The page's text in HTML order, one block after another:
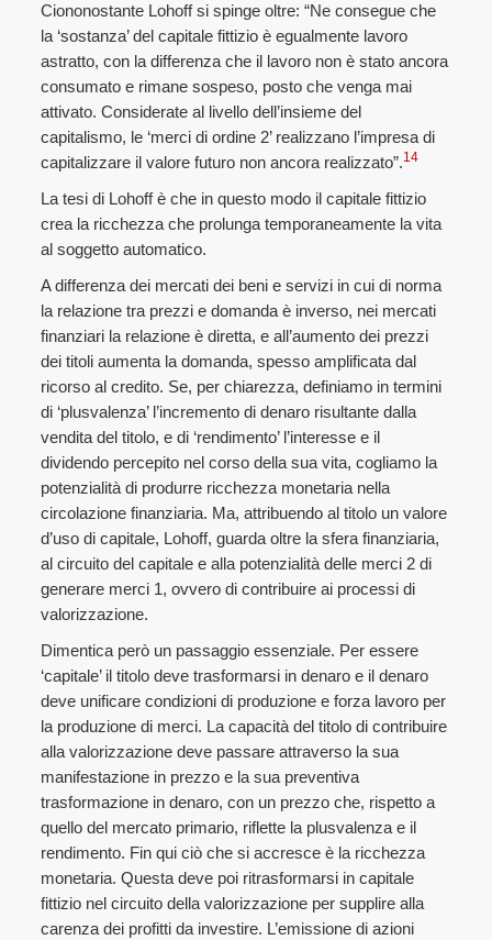
Ciononostante Lohoff si spinge oltre: “Ne consegue che
la ‘sostanza’ del capitale fittizio è egualmente lavoro
astratto, con la differenza che il lavoro non è stato ancora
consumato e rimane sospeso, posto che venga mai
attivato. Considerate al livello dell’insieme del
capitalismo, le ‘merci di ordine 2’ realizzano l’impresa di
capitalizzare il valore futuro non ancora realizzato”.14
La tesi di Lohoff è che in questo modo il capitale fittizio
crea la ricchezza che prolunga temporaneamente la vita
al soggetto automatico.
A differenza dei mercati dei beni e servizi in cui di norma
la relazione tra prezzi e domanda è inverso, nei mercati
finanziari la relazione è diretta, e all’aumento dei prezzi
dei titoli aumenta la domanda, spesso amplificata dal
ricorso al credito. Se, per chiarezza, definiamo in termini
di ‘plusvalenza’ l’incremento di denaro risultante dalla
vendita del titolo, e di ‘rendimento’ l’interesse e il
dividendo percepito nel corso della sua vita, cogliamo la
potenzialità di produrre ricchezza monetaria nella
circolazione finanziaria. Ma, attribuendo al titolo un valore
d’uso di capitale, Lohoff, guarda oltre la sfera finanziaria,
al circuito del capitale e alla potenzialità delle merci 2 di
generare merci 1, ovvero di contribuire ai processi di
valorizzazione.
Dimentica però un passaggio essenziale. Per essere
‘capitale’ il titolo deve trasformarsi in denaro e il denaro
deve unificare condizioni di produzione e forza lavoro per
la produzione di merci. La capacità del titolo di contribuire
alla valorizzazione deve passare attraverso la sua
manifestazione in prezzo e la sua preventiva
trasformazione in denaro, con un prezzo che, rispetto a
quello del mercato primario, riflette la plusvalenza e il
rendimento. Fin qui ciò che si accresce è la ricchezza
monetaria. Questa deve poi ritrasformarsi in capitale
fittizio nel circuito della valorizzazione per supplire alla
carenza dei profitti da investire. L’emissione di azioni